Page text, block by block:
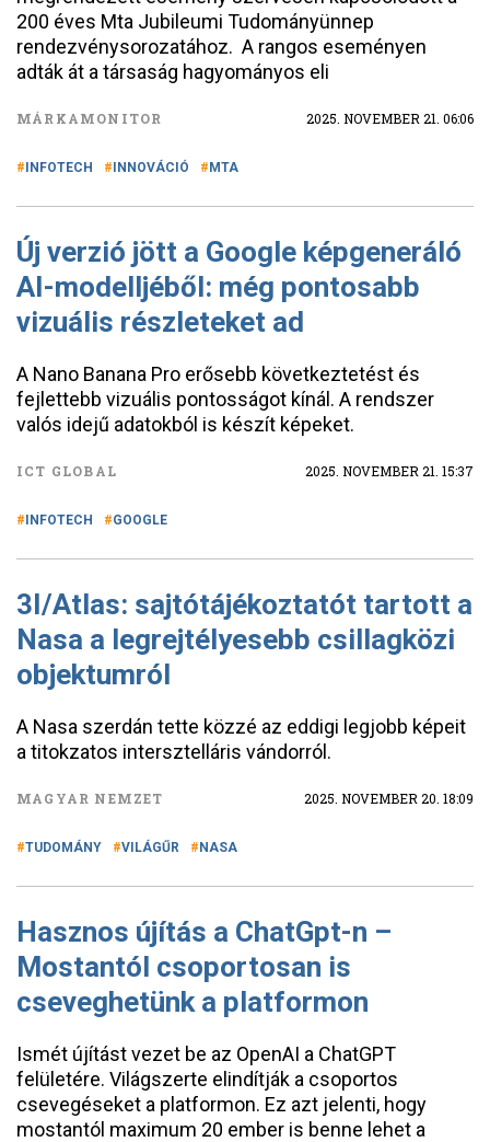
200 éves Mta Jubileumi Tudományünnep
rendezvénysorozatához. A rangos eseményen
adták át a társaság hagyományos eli
MÁRKAMONITOR 2025. NOVEMBER 21. 06:06
INFOTECH INNOVÁCIÓ MTA
Új verzió jött a Google képgeneráló
AI-modelljéből: még pontosabb
vizuális részleteket ad
A Nano Banana Pro erősebb következtetést és
fejlettebb vizuális pontosságot kínál. A rendszer
valós idejű adatokból is készít képeket.
ICT GLOBAL 2025. NOVEMBER 21. 15:37
INFOTECH GOOGLE
3I/Atlas: sajtótájékoztatót tartott a
Nasa a legrejtélyesebb csillagközi
objektumról
A Nasa szerdán tette közzé az eddigi legjobb képeit
a titokzatos intersztelláris vándorról.
MAGYAR NEMZET 2025. NOVEMBER 20. 18:09
TUDOMÁNY VILÁGŰR NASA
Hasznos újítás a ChatGpt-n –
Mostantól csoportosan is
cseveghetünk a platformon
Ismét újítást vezet be az OpenAI a ChatGPT
felületére. Világszerte elindítják a csoportos
csevegéseket a platformon. Ez azt jelenti, hogy
mostantól maximum 20 ember is benne lehet a